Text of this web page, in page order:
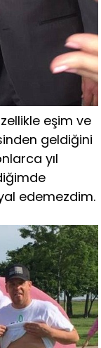
eşim ve
geldiğini
yıl
edemezdim.